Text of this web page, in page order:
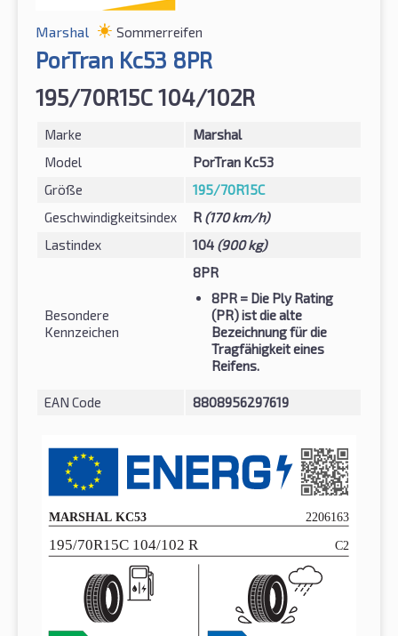
Marshal Sommerreifen
PorTran Kc53 8PR
195/70R15C 104/102R
Marke
Marshal
Model
PorTran Kc53
Größe
195/70R15C
Geschwindigkeitsindex
R (170 km/h)
Lastindex
104 (900 kg)
Besondere
Kennzeichen
8PR
8PR = Die Ply Rating
(PR) ist die alte
Bezeichnung für die
Tragfähigkeit eines
Reifens.
EAN Code 8808956297619